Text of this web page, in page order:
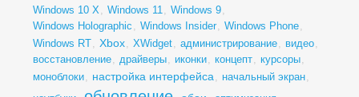
Windows 10 X, Windows 11, Windows 9,
Windows Holographic , Windows Insider, Windows Phone,
Windows RT, Xbox, XWidget, администрирование, видео,
восстановление, драйверы, иконки, концепт, курсоры,
моноблоки, настройка интерфейса, начальный экран,